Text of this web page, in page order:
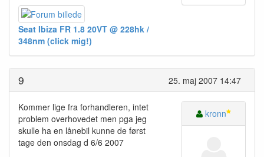
Seat Ibiza FR 1.8 20VT @ 228hk /
348nm (click mig!)
25. maj 2007 14:47
9
Kommer lige fra forhandleren, intet
problem overhovedet men pga jeg
skulle ha en lånebil kunne de først
tage den onsdag d 6/6 2007
kronn